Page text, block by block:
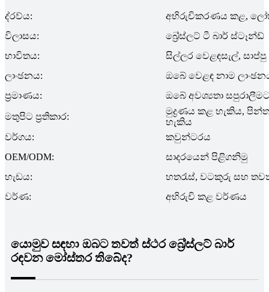
ද්රව්ය:
අභිරුචිකරණය කළ,
විලාසය:
බ්‍රේස්ලට් ටී බාර් ස්ටෑන්ඩ්
භාවිතය:
සිල්ලර වෙළඳසැල්,
ලාංඡනය:
ඔබේ වෙළඳ නාම
ප්‍රමාණය:
ඔබේ අවශ්‍යතා
මතුපිට ප්‍රතිකාර:
මුද්‍රණය කළ හැකිය,
හැකිය
වර්ගය:
කවුන්ටරය
OEM/ODM:
සාදරයෙන් පිළිගනිමු
හැඩය:
හතරැස්, වටකුරු සහ
වර්ණ:
අභිරුචි කළ වර්ණය
යොමුව සඳහා ඔබට තවත් ස්ථර බ්‍රේස්ලට් බාර්
රඳවන මෝස්තර තිබේද?